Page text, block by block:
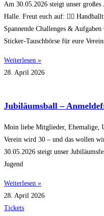
Am 30.05.2026 steigt unser
Halle. Freut euch auf: 🤾‍♂️
Spannende Challenges &
Sticker-Tauschbörse für eure
Weiterlesen »
28. April 2026
Jubiläumsball –
Moin liebe Mitglieder, Ehemalige,
Verein wird 30 – und das wollen
30.05.2026 steigt unser
Jugend
Weiterlesen »
28. April 2026
Tickets